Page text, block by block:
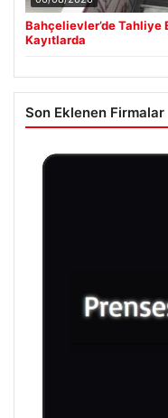
Bahçelievler’de Tahliye
Kayıtlarda
Son Eklenen Firmalar